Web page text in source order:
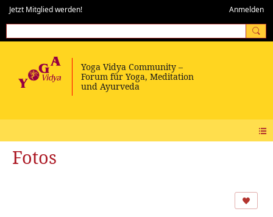
Jetzt Mitglied werden! Anmelden
Fotos